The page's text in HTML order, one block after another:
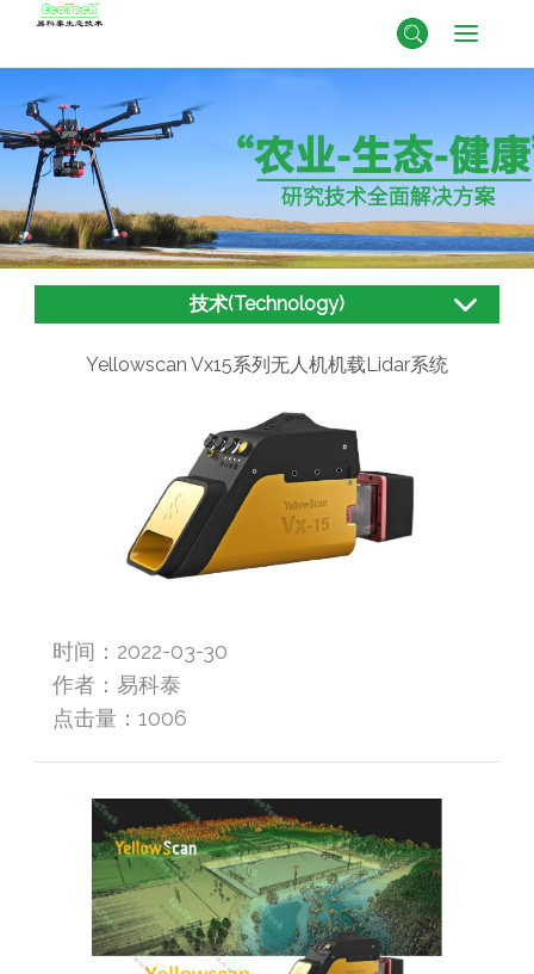
技术(Technology)
Yellowscan Vx15系列无人机机载Lidar系统
时间：2022-03-30
作者：易科泰
点击量：1006